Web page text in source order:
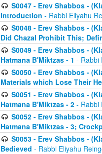
S0047 - Erev Shabbos -
Introduction - Rabbi Eliyahu
S0048 - Erev Shabbos -
Did Chazal Prohibit This;
S0049 - Erev Shabbos -
Hatmana B'Miktzas - 1 - Rabbi
S0050 - Erev Shabbos -
Materials which Lose Their
S0051 - Erev Shabbos -
Hatmana B'Miktzas - 2 - Rabbi
S0052 - Erev Shabbos -
Hatmana B'Miktzas - 3;
S0053 - Erev Shabbos -
Bedieved - Rabbi Eliyahu